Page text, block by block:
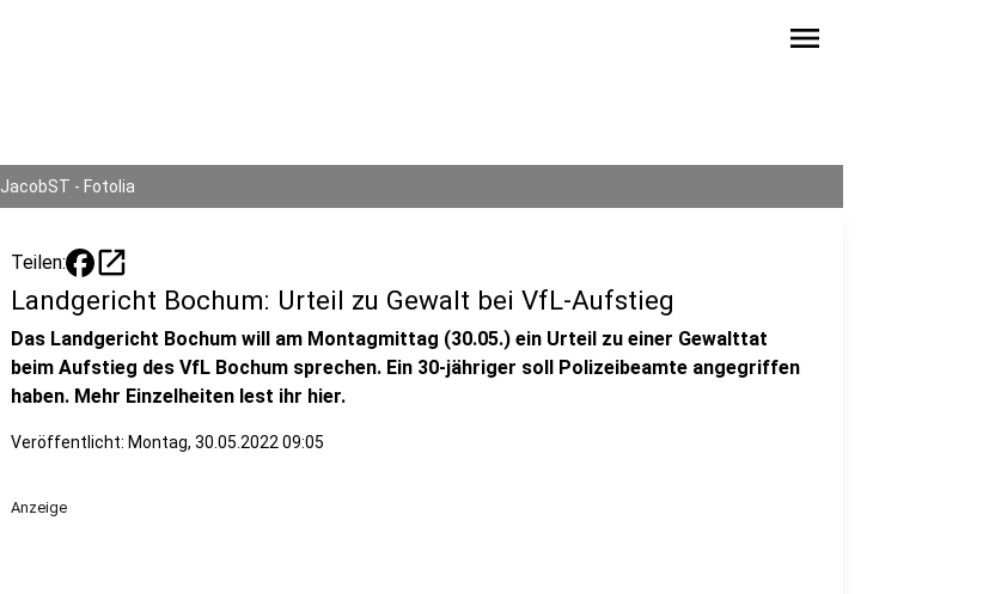
menu
JacobST - Fotolia
Teilen: open_in_new
Landgericht Bochum: Urteil zu Gewalt bei VfL-Aufstieg
Das Landgericht Bochum will am Montagmittag (30.05.) ein Urteil zu einer Gewalttat
beim Aufstieg des VfL Bochum sprechen. Ein 30-jähriger soll Polizeibeamte angegriffen
haben. Mehr Einzelheiten lest ihr hier.
Veröffentlicht: Montag, 30.05.2022 09:05
Anzeige